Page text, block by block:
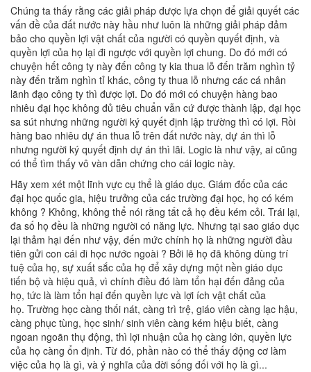
Chúng ta thấy rằng các giải pháp được lựa chọn để giải quyết các
vấn đề của đất nước này hầu như luôn là những giải pháp đảm
bảo cho quyền lợi vật chất của người có quyền quyết định, và
quyền lợi của họ lại đi ngược với quyền lợi chung. Do đó mới có
chuyện hết công ty này đến công ty kia thua lỗ đến trăm nghìn tỷ
này đến trăm nghìn tỉ khác, công ty thua lỗ nhưng các cá nhân
lãnh đạo công ty thì được lợi. Do đó mới có chuyện hàng bao
nhiêu đại học không đủ tiêu chuẩn vẫn cứ được thành lập, đại học
sa sút nhưng những người ký quyết định lập trường thì có lợi. Rồi
hàng bao nhiêu dự án thua lỗ trên đất nước này, dự án thì lỗ
nhưng người ký quyết định dự án thì lãi. Logic là như vậy, ai cũng
có thể tìm thấy vô vàn dẫn chứng cho cái logic này.
Hãy xem xét một lĩnh vực cụ thể là giáo dục. Giám đốc của các
đại học quốc gia, hiệu trưởng của các trường đại học, họ có kém
không ? Không, không thể nói rằng tất cả họ đều kém cỏi. Trái lại,
đa số họ đều là những người có năng lực. Nhưng tại sao giáo dục
lại thảm hại đến như vậy, đến mức chính họ là những người đầu
tiên gửi con cái đi học nước ngoài ? Bởi lẽ họ đã không dùng trí
tuệ của họ, sự xuất sắc của họ để xây dựng một nền giáo dục
tiến bộ và hiệu quả, vì chính điều đó làm tổn hại đến đảng của
họ, tức là làm tổn hại đến quyền lực và lợi ích vật chất của
họ. Trường học càng thối nát, càng trì trệ, giáo viên càng lạc hậu,
càng phục tùng, học sinh/ sinh viên càng kém hiệu biết, càng
ngoan ngoãn thụ động, thì lợi nhuận của họ càng lớn, quyền lực
của họ càng ổn định. Từ đó, phần nào có thể thấy động cơ làm
việc của họ là gì, và ý nghĩa của đời sống đối với họ là gì...